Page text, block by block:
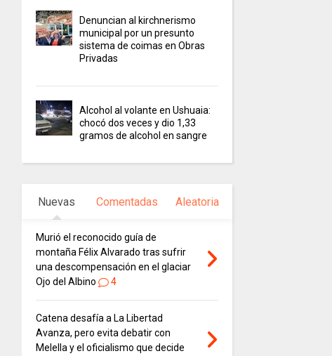
Denuncian al kirchnerismo
municipal por un presunto
sistema de coimas en Obras
Privadas
Alcohol al volante en Ushuaia:
chocó dos veces y dio 1,33
gramos de alcohol en sangre
Nuevas Comentadas Aleatoria
Murió el reconocido guía de
montaña Félix Alvarado tras sufrir
una descompensación en el glaciar
Ojo del Albino
4
Catena desafía a La Libertad
Avanza, pero evita debatir con
Melella y el oficialismo que decide